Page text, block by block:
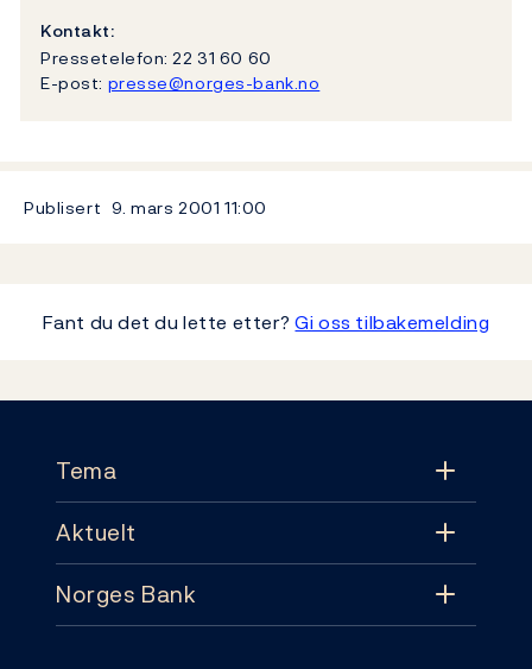
Kontakt:
Pressetelefon: 22 31 60 60
E-post: presse@norges-bank.no
Publisert 9. mars 2001 11:00
Fant du det du lette etter?Gi oss tilbakemelding
Tema
Tema
Pengepolitikk
Aktuelt
Aktuelt
Norges Bank